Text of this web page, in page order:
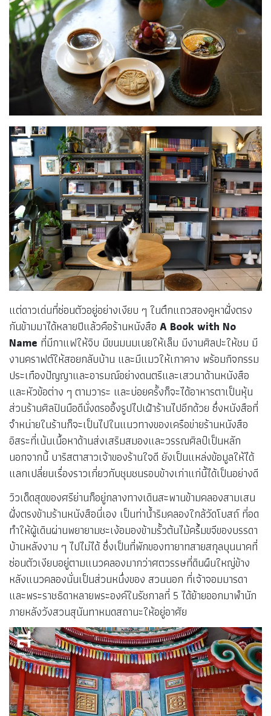
แต่ดาวเด่นที่ซ่อนตัวอยู่อย่างเงียบ ๆ ในตึกแถวสองคูหาฝั่งตรง
กันข้ามมาได้หลายปีแล้วคือร้านหนังสือ A Book with No
Name ที่มีกาแฟให้จิบ มีขนมนมเนยให้เล็ม มีงานศิลปะให้ชม มี
งานคราฟต์ให้สอยกลับบ้าน และมีแมวให้เกาคาง พร้อมกิจกรรม
ประเทืองปัญญาและอารมณ์อย่างดนตรีและเสวนาด้านหนังสือ
และหัวข้อต่าง ๆ ตามวาระ และบ่อยครั้งก็จะได้อาหารตาเป็นหุ้น
ส่วนร้านศิลปินมือดีนั่งดรออิ้งรูปไปเฝ้าร้านไปอีกด้วย ซึ่งหนังสือที่
จำหน่ายในร้านก็จะเป็นไปในแนวทางของเครือข่ายร้านหนังสือ
อิสระที่เน้นเนื้อหาด้านส่งเสริมสมองและวรรณศิลป์เป็นหลัก
นอกจากนี้ บาริสตาสาวเจ้าของร้านใจดี ยังเป็นแหล่งข้อมูลให้ได้
แลกเปลี่ยนเรื่องราวเกี่ยวกับชุมชนรอบข้างเก่าแก่นี้ได้เป็นอย่างดี
วิวเด็ดสุดของศรีย่านก็อยู่กลางทางเดินสะพานข้ามคลองสามเสน
ฝั่งตรงข้ามร้านหนังสือนี่เอง เป็นท่าน้ำริมคลองใกล้วัดโบสถ์ ที่อด
ทำให้ผู้เดินผ่านพยายามชะเง้อมองข้ามรั้วต้นไม้ครึ้มขจีของบรรดา
บ้านหลังงาม ๆ ไปไม่ได้ ซึ่งเป็นที่พักของทายาทสายสกุลบุนนาคที่
ซ่อนตัวเงียบอยู่ตามแนวคลองมากว่าศตวรรษที่ดินผืนใหญ่ข้าง
หลังแนวคลองนั่นเป็นส่วนหนึ่งของ สวนนอก ที่เจ้าจอมมารดา
และพระราชธิดาหลายพระองค์ในรัชกาลที่ 5 ได้ย้ายออกมาพำนัก
ภายหลังวังสวนสุนันทาหมดสถานะให้อยู่อาศัย